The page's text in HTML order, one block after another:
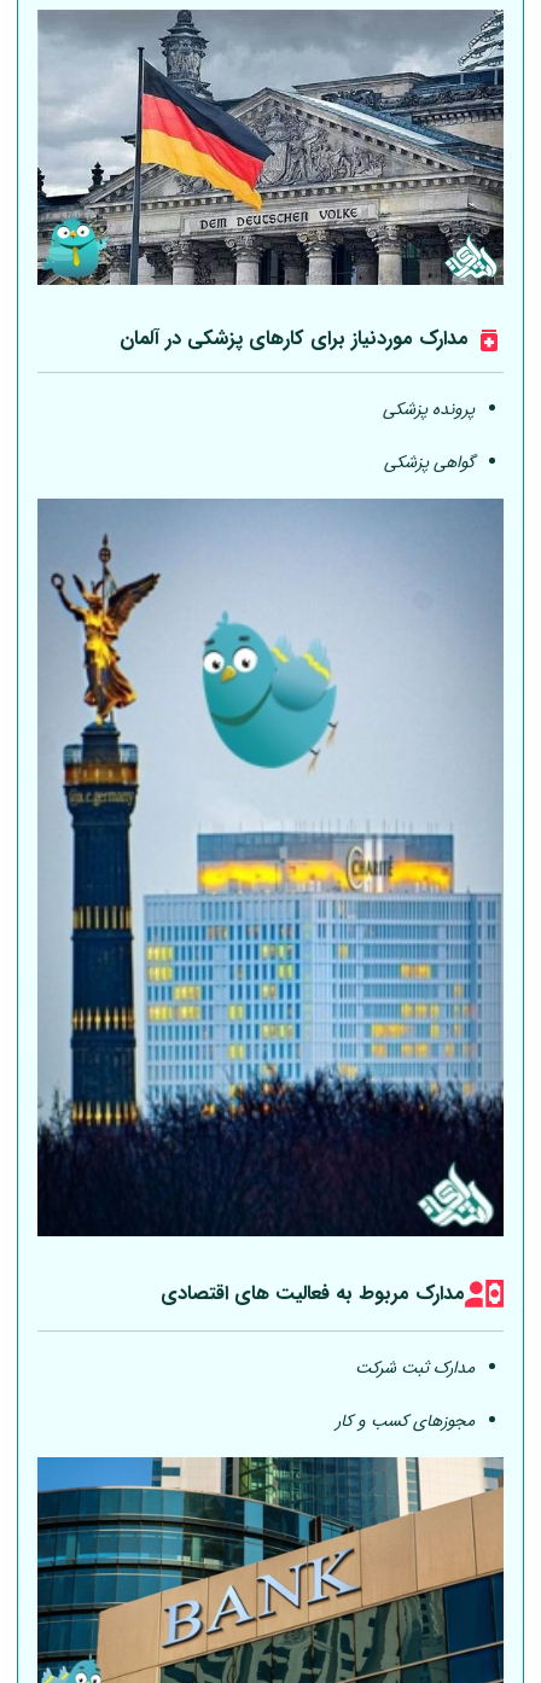
مدارک موردنیاز برای کارهای پزشکی درآلمان
پرونده پزشکی
گواهی پزشکی
مدارک مربوط به فعالیت های اقتصادی
مدارک ثبت شرکت
مجوزهای کسب و کار